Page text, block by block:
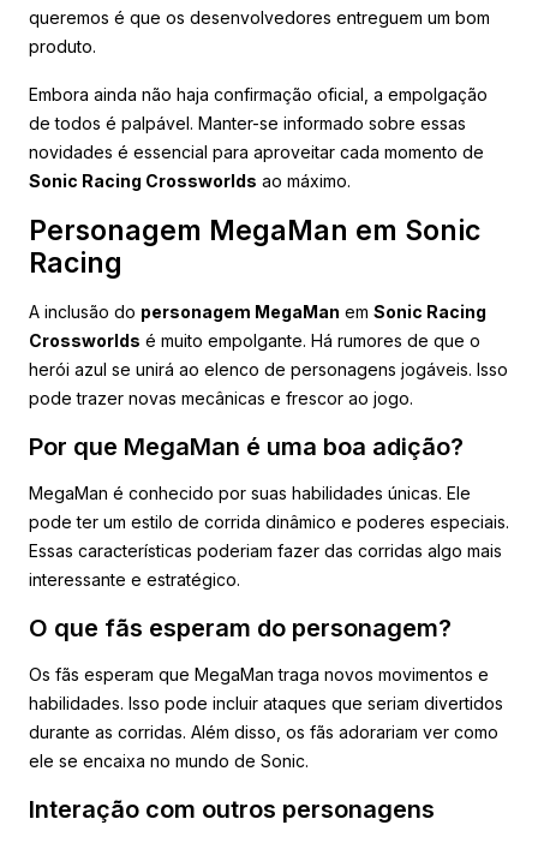
queremos é que os desenvolvedores entreguem um bom
produto.
Embora ainda não haja confirmação oficial, a empolgação
de todos é palpável. Manter-se informado sobre essas
novidades é essencial para aproveitar cada momento de
Sonic Racing Crossworlds ao máximo.
Personagem MegaMan em Sonic
Racing
A inclusão do personagem MegaMan em Sonic Racing
Crossworlds é muito empolgante. Há rumores de que o
herói azul se unirá ao elenco de personagens jogáveis. Isso
pode trazer novas mecânicas e frescor ao jogo.
Por que MegaMan é uma boa adição?
MegaMan é conhecido por suas habilidades únicas. Ele
pode ter um estilo de corrida dinâmico e poderes especiais.
Essas características poderiam fazer das corridas algo mais
interessante e estratégico.
O que fãs esperam do personagem?
Os fãs esperam que MegaMan traga novos movimentos e
habilidades. Isso pode incluir ataques que seriam divertidos
durante as corridas. Além disso, os fãs adorariam ver como
ele se encaixa no mundo de Sonic.
Interação com outros personagens